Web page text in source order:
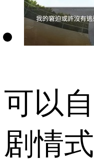
可以
剧情